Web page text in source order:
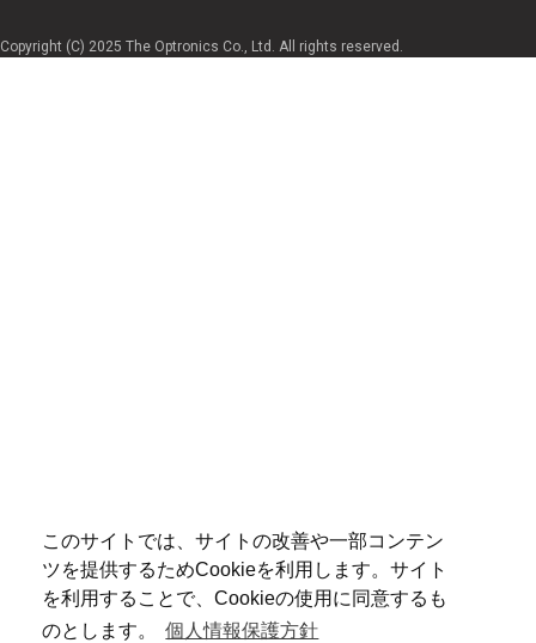
このサイトでは、サイトの改善や一部コンテン
ツを提供するためCookieを利用します。サイト
を利用することで、Cookieの使用に同意するも
のとします。
個人情報保護方針
Copyright (C) 2025 The Optronics Co., Ltd. All rights reserved.